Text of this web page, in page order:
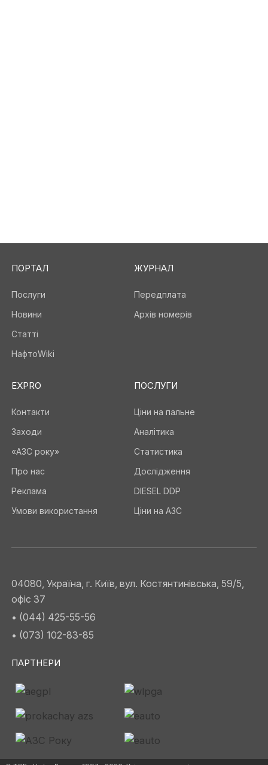
ПОРТАЛ
Послуги
Новини
Статті
НафтоWiki
ЖУРНАЛ
Передплата
Архів номерів
EXPRO
Контакти
Заходи
«АЗС року»
Про нас
Реклама
Умови використання
ПОСЛУГИ
Ціни на пальне
Аналітика
Статистика
Дослідження
DIESEL DDP
Ціни на АЗС
04080, Україна, г. Київ, вул. Костянтинівська, 59/5,
офіс 37
• (044) 425-55-56
• (073) 102-83-85
ПАРТНЕРИ